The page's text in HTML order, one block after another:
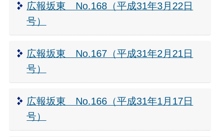
広報坂東 No.168（平成31年3月22日
号）
広報坂東 No.167（平成31年2月21日
号）
広報坂東 No.166（平成31年1月17日
号）